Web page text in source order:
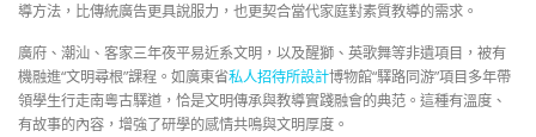
導方法，比傳統廣告更具說服力，也更契合當代家庭對素質教導的需求。
廣府、潮汕、客家三年夜平易近系文明，以及醒獅、英歌舞等非遺項目，被有
機融進“文明尋根”課程。如廣東省私人招待所設計博物館“驛路同游”項目多年帶
領學生行走南粵古驛道，恰是文明傳承與教導實踐融會的典范。這種有溫度、
有故事的內容，增強了研學的感情共鳴與文明厚度。